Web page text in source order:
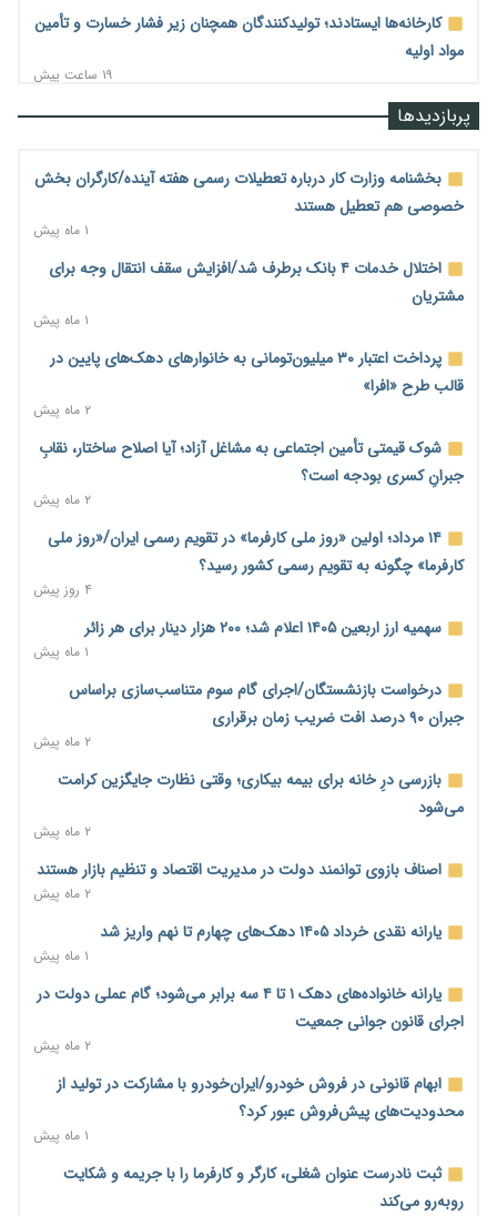
کارخانه‌ها ایستادند؛ تولیدکنندگان همچنان زیر فشار خسارت و تأمین
مواد اولیه
۱۹ ساعت پیش
قیمت مسکن در دست سازنده‌های خرد؛ چگونه «عددسازی» بازار
منابع صندوق ملی مسکن به متقاضیان رسید؛ اولویت با پروژه‌های
هشدار درباره آینده صندوق‌های بازنشستگی؛ اعتماد بیمه‌پردازان را
ترمیم مزد در راه است؟ تأکید بر افزایش مزد پایه و شفافیت سبد
وام بدون رتبه اعتباری؛ صندوق کارآفرینی امید از حمایت متفاوت
ناترازی برق ۳۰ درصد کاهش یافت؛ وعده وزارت نیرو برای رفع
محدودیت صنایع
۲۱ ساعت پیش
ورود بخش خصوصی به حکمرانی اشتغال؛ «یاوران پیشرفت»
امسال گسترده‌تر می‌شود
۲۱ ساعت پیش
مطالبه کارگران جنوب برای پرداخت «حق جنگ»؛ از نفت و گاز تا
شبکه برق
۲۱ ساعت پیش
حساب‌های شرکت ملی نفت در بانک صنعت و معدن مسدود شد؛
بدهی یک میلیارد دلاری
درآمد کارگزاری‌ها چقدر است؟ کانون کارگزاران اعداد منتشرشده در
فضای مجازی را تکذیب کرد
بیکاری ۷ درصدی روی کاغذ؛ آیا در واقعیت هم این چنین است؟
روز خبرنگار؛ مطالبه‌ای فراتر از تبریک برای پاسداشت حقیقت و
امنیت شغلی
پربازدیدها
بخشنامه وزارت کار درباره تعطیلات رسمی هفته آینده/کارگران بخش
خصوصی هم تعطیل هستند
۱ ماه پیش
اختلال خدمات ۴ بانک برطرف شد/افزایش سقف انتقال وجه برای
مشتریان
۱ ماه پیش
پرداخت اعتبار ۳۰ میلیون‌تومانی به خانوارهای دهک‌های پایین در
قالب طرح «افرا»
۲ ماه پیش
شوک قیمتی تأمین اجتماعی به مشاغل آزاد؛ آیا اصلاح ساختار، نقابِ
جبرانِ کسری بودجه است؟
۲ ماه پیش
۱۴ مرداد؛ اولین «روز ملی کارفرما» در تقویم رسمی ایران/«روز ملی
کارفرما» چگونه به تقویم رسمی کشور رسید؟
۴ روز پیش
سهمیه ارز اربعین ۱۴۰۵ اعلام شد؛ ۲۰۰ هزار دینار برای هر زائر
۱ ماه پیش
درخواست بازنشستگان/اجرای گام سوم متناسب‌سازی براساس
جبران ۹۰ درصد افت ضریب زمان برقراری
۲ ماه پیش
بازرسی درِ خانه برای بیمه بیکاری؛ وقتی نظارت جایگزین کرامت
می‌شود
۲ ماه پیش
اصناف بازوی توانمند دولت در مدیریت اقتصاد و تنظیم بازار هستند
۲ ماه پیش
یارانه نقدی خرداد ۱۴۰۵ دهک‌های چهارم تا نهم واریز شد
۱ ماه پیش
یارانه خانواده‌های دهک ۱ تا ۴ سه برابر می‌شود؛ گام عملی دولت در
اجرای قانون جوانی جمعیت
۲ ماه پیش
ابهام قانونی در فروش خودرو/ایران‌خودرو با مشارکت در تولید از
محدودیت‌های پیش‌فروش عبور کرد؟
۱ ماه پیش
ثبت نادرست عنوان شغلی، کارگر و کارفرما را با جریمه و شکایت
روبه‌رو می‌کند